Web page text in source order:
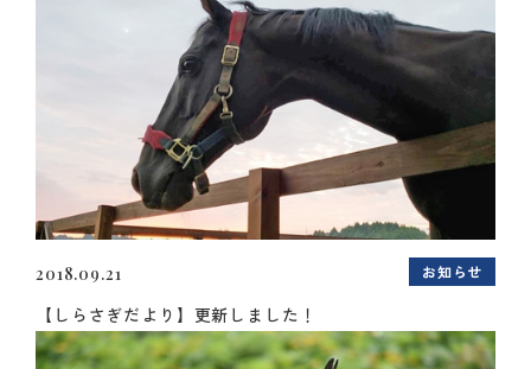
2018.09.21 お知らせ
【しらさぎだより】更新しました！